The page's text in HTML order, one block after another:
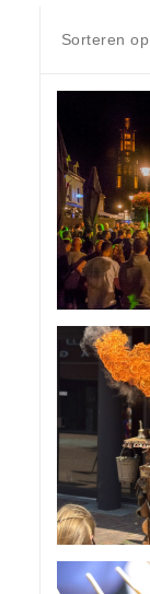
Sorteren op